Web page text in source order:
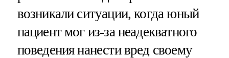
возникали ситуации, когда юный
пациент мог из-за неадекватного
поведения нанести вред своему